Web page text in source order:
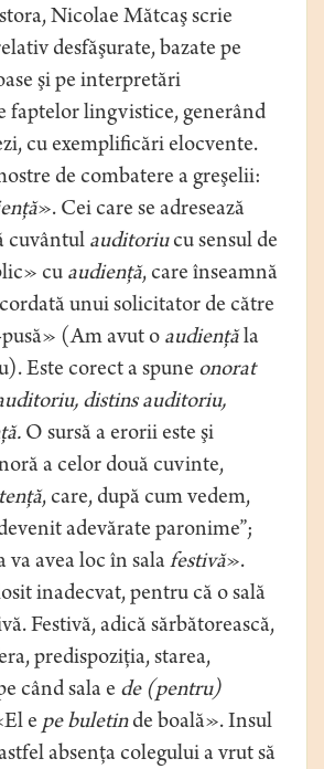
Nicolae Mătcaş scrie
desfăşurate, bazate pe
şi pe interpretări
faptelor lingvistice, generând
cu exemplificări elocvente.
de combatere a greşelii:
». Cei care se adresează
cuvântul auditoriucu sensul de
cu audienţă, care înseamnă
unui solicitator de către
pusă» (Am avut o audienţăla
Este corect a spune onorat
distins auditoriu,
O sursă a erorii este şi
a celor două cuvinte,
, care, după cum vedem,
adevărate paronime”;
va avea loc în sala festivă».
inadecvat, pentru că o sală
Festivă, adică sărbătorească,
predispoziţia, starea,
când sala e de (pentru)
e pe buletinde boală». Insul
absenţa colegului a vrut să